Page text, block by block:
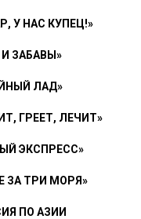
У НАС КУПЕЦ!»
ЗАБАВЫ»
ЛАД»
ГРЕЕТ, ЛЕЧИТ»
ЭКСПРЕСС»
ЗА ТРИ МОРЯ»
ПО АЗИИ